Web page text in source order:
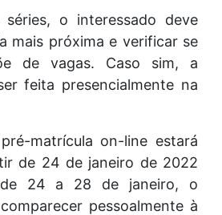
séries, o interessado deve
mais próxima e verificar se
de vagas. Caso sim, a
feita presencialmente na
matrícula on-line estará
de 24 de janeiro de 2022
24 a 28 de janeiro, o
pessoalmente à